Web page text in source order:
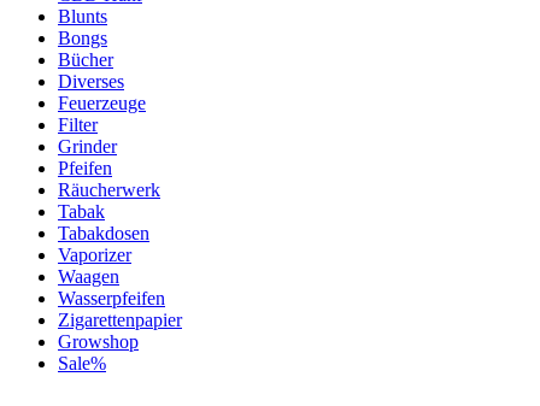
Blunts
Bongs
Bücher
Diverses
Feuerzeuge
Filter
Grinder
Pfeifen
Räucherwerk
Tabak
Tabakdosen
Vaporizer
Waagen
Wasserpfeifen
Zigarettenpapier
Growshop
Sale%